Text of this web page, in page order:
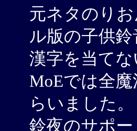
元ネタのり
ル版の子供
漢字を当て
MoEでは全
らいました。
鈴夜のサポ